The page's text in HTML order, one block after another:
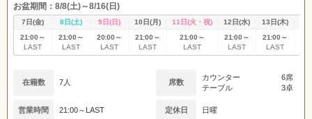
お盆期間：8/8(土)～8/16(日)
7日(金) 8日(土) 9日(日) 10日(月) 11日(火・祝) 12日(水) 13日(木)
21:00～
LAST
21:00～
LAST
20:00～
LAST
21:00～
LAST
21:00～
LAST
21:00～
LAST
21:00～
LAST
在籍数 7人 席数
カウンター
6席
テーブル
3卓
営業時間 21:00～LAST 定休日 日曜